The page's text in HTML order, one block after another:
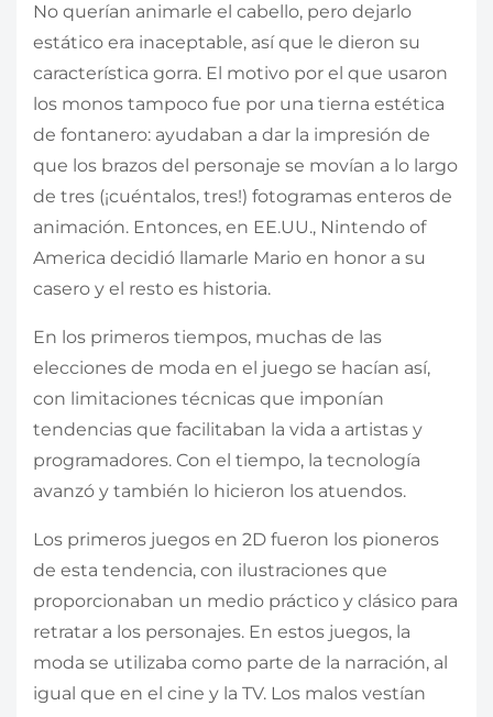
No querían animarle el cabello, pero dejarlo
estático era inaceptable, así que le dieron su
característica gorra. El motivo por el que usaron
los monos tampoco fue por una tierna estética
de fontanero: ayudaban a dar la impresión de
que los brazos del personaje se movían a lo largo
de tres (¡cuéntalos, tres!) fotogramas enteros de
animación. Entonces, en EE.UU., Nintendo of
America decidió llamarle Mario en honor a su
casero y el resto es historia.
En los primeros tiempos, muchas de las
elecciones de moda en el juego se hacían así,
con limitaciones técnicas que imponían
tendencias que facilitaban la vida a artistas y
programadores. Con el tiempo, la tecnología
avanzó y también lo hicieron los atuendos.
Los primeros juegos en 2D fueron los pioneros
de esta tendencia, con ilustraciones que
proporcionaban un medio práctico y clásico para
retratar a los personajes. En estos juegos, la
moda se utilizaba como parte de la narración, al
igual que en el cine y la TV. Los malos vestían